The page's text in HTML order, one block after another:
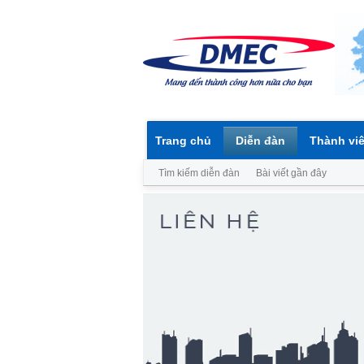
Trang chủ Diễn đàn
Tìm kiếm diễn đàn Bài viết gần đây
Thành